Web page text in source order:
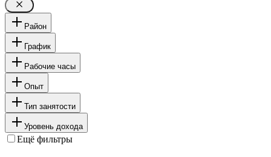
Район
График
Рабочие часы
Опыт
Тип занятости
Уровень дохода
Ещё фильтры